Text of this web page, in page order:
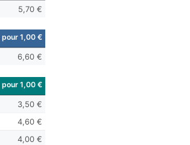
5,70 €
1,00 €
6,60 €
1,00 €
3,50 €
4,60 €
4,00 €